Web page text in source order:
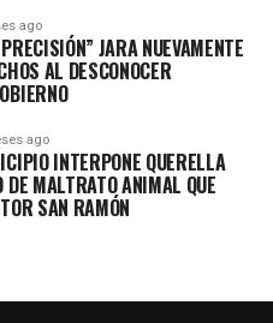
ago
JARA NUEVAMENTE
AL DESCONOCER
ago
INTERPONE QUERELLA
DE MALTRATO ANIMAL QUE
SAN RAMÓN